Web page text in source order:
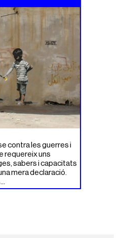
contra les guerres i
requereix uns
sabers i capacitats
mera declaració.